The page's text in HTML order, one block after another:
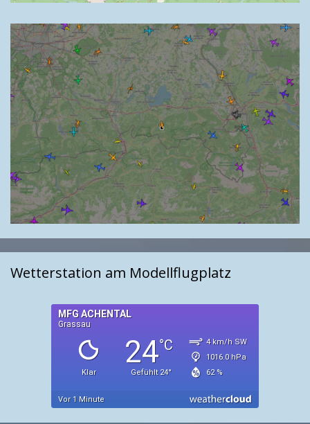
Wetterstation am Modellflugplatz